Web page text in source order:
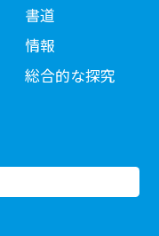
書道
情報
総合的な探究